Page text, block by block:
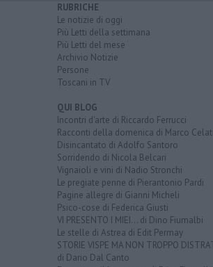
RUBRICHE
Le notizie di oggi
Più Letti della settimana
Più Letti del mese
Archivio Notizie
Persone
Toscani in TV
QUI BLOG
Incontri d'arte di Riccardo Ferrucci
Racconti della domenica di Marco Celati
Disincantato di Adolfo Santoro
Sorridendo di Nicola Belcari
Vignaioli e vini di Nadio Stronchi
Le pregiate penne di Pierantonio Pardi
Pagine allegre di Gianni Micheli
Psico-cose di Federica Giusti
VI PRESENTO I MIEI... di Dino Fiumalbi
Le stelle di Astrea di Edit Permay
STORIE VISPE MA NON TROPPO
di Dario Dal Canto